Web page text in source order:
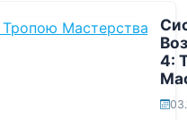
4: